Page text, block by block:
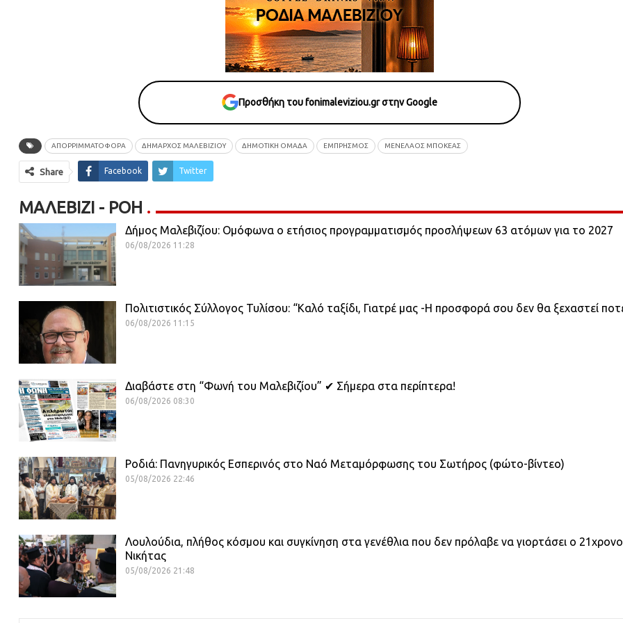
Προσθήκη του fonimaleviziou.gr στην Google
ΑΠΟΡΡΙΜΜΑΤΟΦΌΡΑ ΔΗΜΑΡΧΟΣ ΜΑΛΕΒΙΖΙΟΥ ΔΗΜΟΤΙΚΗ ΟΜΑΔΑ ΕΜΠΡΗΣΜΌΣ ΜΕΝΕΛΑΟΣ ΜΠΟΚΕΑΣ
Share Facebook Twitter
ΜΑΛΕΒΊΖΙ - ΡΟΗ
Δήμος Μαλεβιζίου: Ομόφωνα ο ετήσιος προγραμματισμός προσλήψεων 63 ατόμων για το 2027
06/08/2026 11:28
Πολιτιστικός Σύλλογος Τυλίσου: “Καλό ταξίδι, Γιατρέ μας -Η προσφορά σου δεν θα ξεχαστεί
06/08/2026 11:15
Διαβάστε στη “Φωνή του Μαλεβιζίου” ✔ Σήμερα στα περίπτερα!
06/08/2026 08:30
Ροδιά: Πανηγυρικός Εσπερινός στο Ναό Μεταμόρφωσης του Σωτήρος (φώτο-βίντεο)
05/08/2026 22:46
Λουλούδια, πλήθος κόσμου και συγκίνηση στα γενέθλια που δεν πρόλαβε να γιορτάσει ο
Νικήτας
05/08/2026 21:48